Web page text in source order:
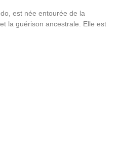
est née entourée de la
la guérison ancestrale. Elle est